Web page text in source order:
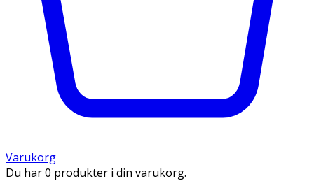
Varukorg
Du har 0 produkter i din varukorg.